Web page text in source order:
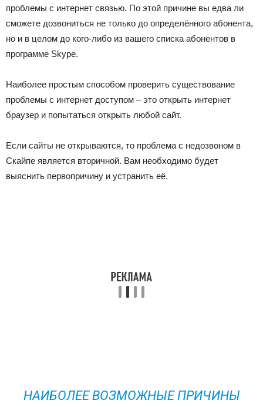
проблемы с интернет связью. По этой причине вы едва ли
сможете дозвониться не только до определённого абонента,
но и в целом до кого-либо из вашего списка абонентов в
программе Skype.
Наиболее простым способом проверить существование
проблемы с интернет доступом – это открыть интернет
браузер и попытаться открыть любой сайт.
Если сайты не открываются, то проблема с недозвоном в
Скайпе является вторичной. Вам необходимо будет
выяснить первопричину и устранить её.
НАИБОЛЕЕ ВОЗМОЖНЫЕ ПРИЧИНЫ